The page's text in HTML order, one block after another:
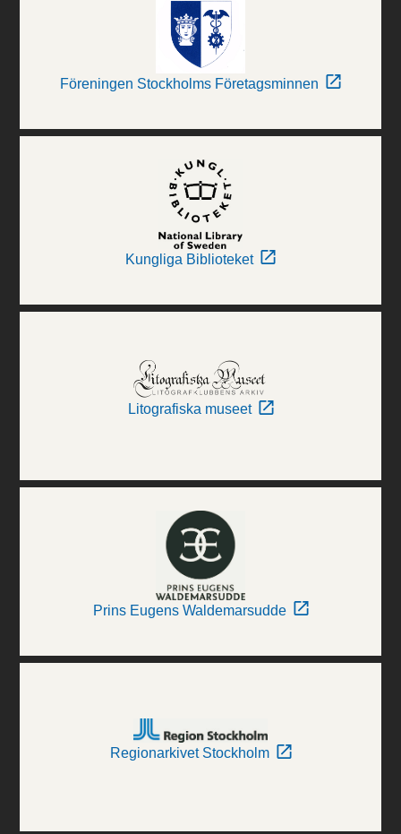
Föreningen Stockholms Företagsminnen
Kungliga Biblioteket
Litografiska museet
Prins Eugens Waldemarsudde
Regionarkivet Stockholm